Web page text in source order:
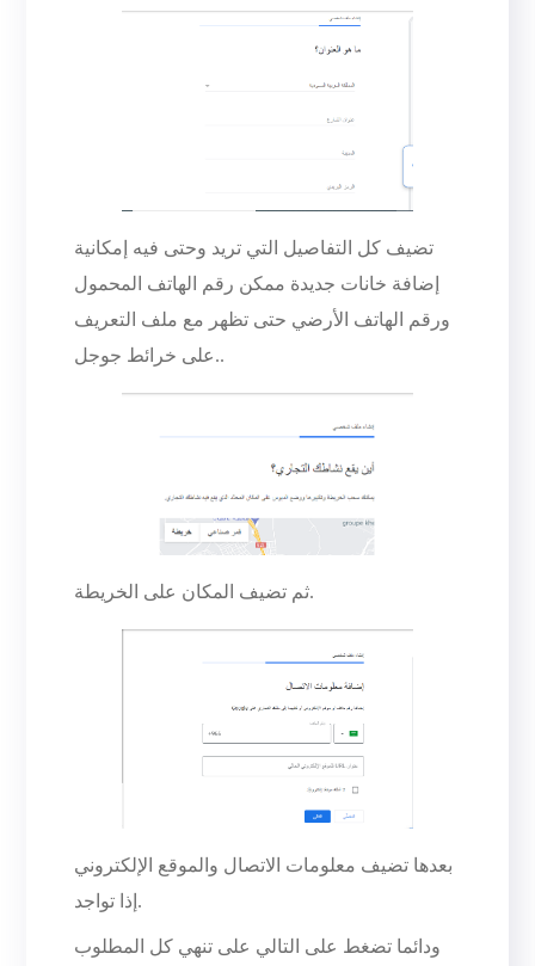
تضيف كل التفاصيل التي تريد وحتى فيه إمكانية
إضافة خانات جديدة ممكن رقم الهاتف المحمول
ورقم الهاتف الأرضي حتى تظهر مع ملف التعريف
على خرائط جوجل..
ثم تضيف المكان على الخريطة.
بعدها تضيف معلومات الاتصال والموقع الإلكتروني
إذا تواجد.
ودائما تضغط على التالي على تنهي كل المطلوب